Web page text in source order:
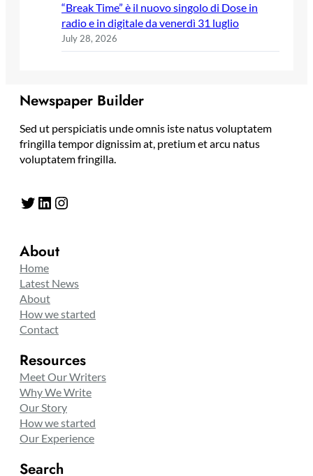
“Break Time” è il nuovo singolo di Dose in
radio e in digitale da venerdì 31 luglio
July 28, 2026
Newspaper Builder
Sed ut perspiciatis unde omnis iste natus voluptatem
fringilla tempor dignissim at, pretium et arcu natus
voluptatem fringilla.
Twitter LinkedIn Instagram
About
Home
Latest News
About
How we started
Contact
Resources
Meet Our Writers
Why We Write
Our Story
How we started
Our Experience
Search